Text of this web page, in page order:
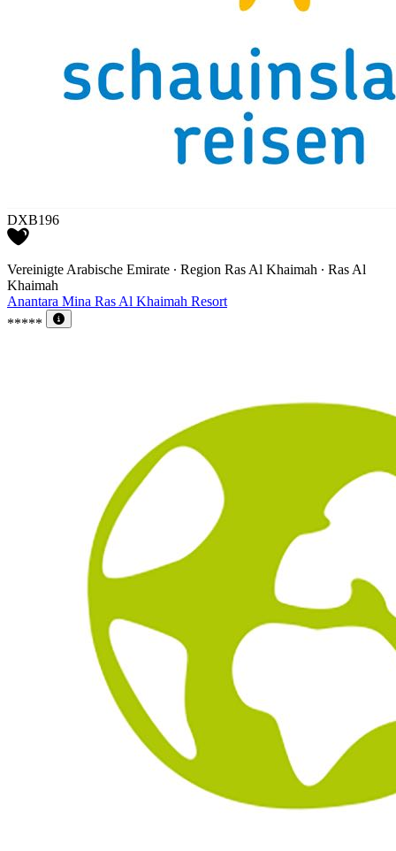
DXB196
Vereinigte Arabische Emirate ∙ Region Ras Al Khaimah ∙ Ras Al
Khaimah
Anantara Mina Ras Al Khaimah Resort
*****